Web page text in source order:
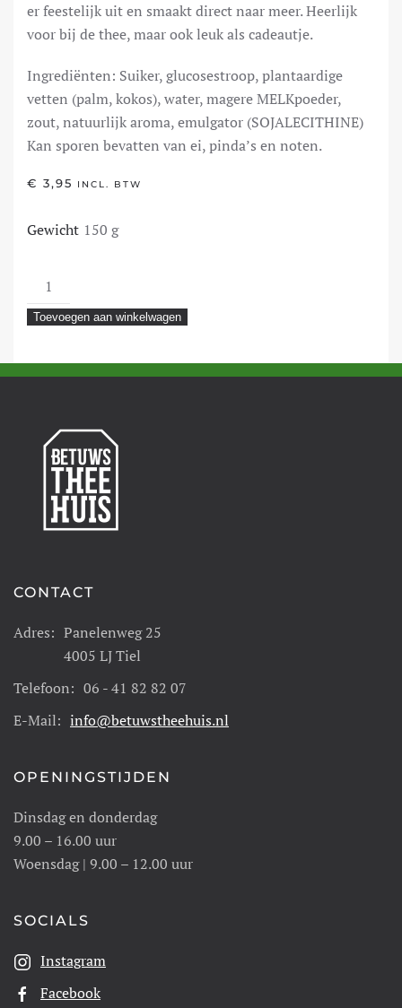
er feestelijk uit en smaakt direct naar meer. Heerlijk
voor bij de thee, maar ook leuk als cadeautje.
Ingrediënten: Suiker, glucosestroop, plantaardige
vetten (palm, kokos), water, magere MELKpoeder,
zout, natuurlijk aroma, emulgator (SOJALECITHINE)
Kan sporen bevatten van ei, pinda’s en noten.
€ 3,95 INCL. BTW
Gewicht 150 g
Cookie
Dough
Fudge
Toevoegen aan winkelwagen
CONTACT
Adres: Panelenweg 25
4005 LJ Tiel
Telefoon: 06 - 41 82 82 07
E-Mail: info@betuwstheehuis.nl
OPENINGSTIJDEN
Dinsdag en donderdag
9.00 – 16.00 uur
Woensdag | 9.00 – 12.00 uur
SOCIALS
Instagram
Facebook